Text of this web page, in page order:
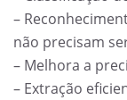
–
não precisam
– Melhora a
– Extração